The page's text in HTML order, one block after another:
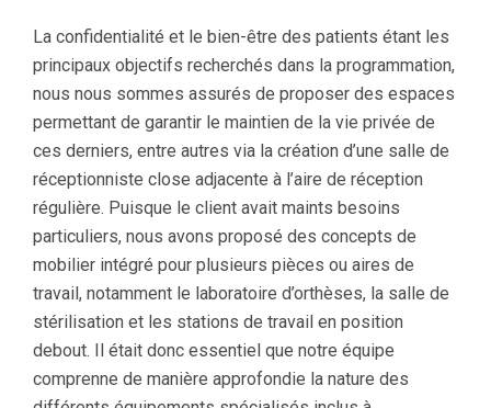
La confidentialité et le bien-être des patients étant les
principaux objectifs recherchés dans la programmation,
nous nous sommes assurés de proposer des espaces
permettant de garantir le maintien de la vie privée de
ces derniers, entre autres via la création d’une salle de
réceptionniste close adjacente à l’aire de réception
régulière. Puisque le client avait maints besoins
particuliers, nous avons proposé des concepts de
mobilier intégré pour plusieurs pièces ou aires de
travail, notamment le laboratoire d’orthèses, la salle de
stérilisation et les stations de travail en position
debout. Il était donc essentiel que notre équipe
comprenne de manière approfondie la nature des